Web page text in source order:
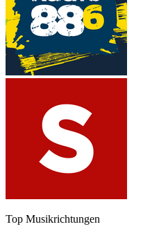
Top Musikrichtungen